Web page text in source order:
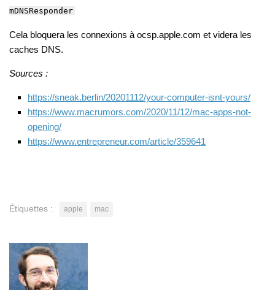
mDNSResponder
Cela bloquera les connexions à ocsp.apple.com et videra les
caches DNS.
Sources :
https://sneak.berlin/20201112/your-computer-isnt-yours/
https://www.macrumors.com/2020/11/12/mac-apps-not-
opening/
https://www.entrepreneur.com/article/359641
Étiquettes : apple mac